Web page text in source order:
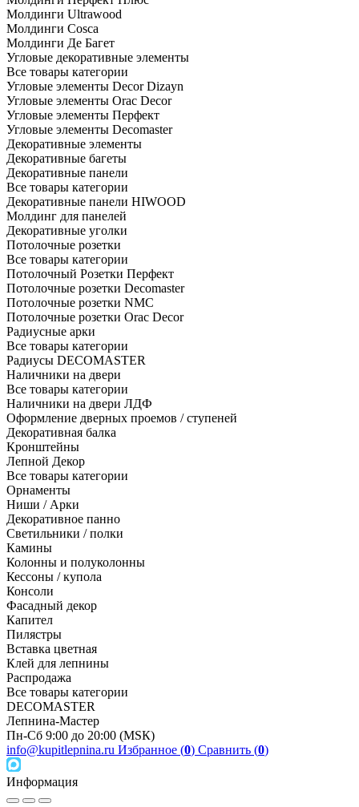
Молдинги Ultrawood
Молдинги Cosca
Молдинги Де Багет
Угловые декоративные элементы
Все товары категории
Угловые элементы Decor Dizayn
Угловые элементы Orac Decor
Угловые элементы Перфект
Угловые элементы Decomaster
Декоративные элементы
Декоративные багеты
Декоративные панели
Все товары категории
Декоративные панели HIWOOD
Молдинг для панелей
Декоративные уголки
Потолочные розетки
Все товары категории
Потолочный Розетки Перфект
Потолочные розетки Decomaster
Потолочные розетки NMC
Потолочные розетки Orac Decor
Радиусные арки
Все товары категории
Радиусы DECOMASTER
Наличники на двери
Все товары категории
Наличники на двери ЛДФ
Оформление дверных проемов / ступеней
Декоративная балка
Кронштейны
Лепной Декор
Все товары категории
Орнаменты
Ниши / Арки
Декоративное панно
Светильники / полки
Камины
Колонны и полуколонны
Кессоны / купола
Консоли
Фасадный декор
Капител
Пилястры
Вставка цветная
Клей для лепнины
Распродажа
Все товары категории
DECOMASTER
Лепнина-Мастер
Пн-Сб 9:00 до 20:00 (МSК)
info@kupitlepnina.ru Избранное (0) Сравнить (0)
Информация